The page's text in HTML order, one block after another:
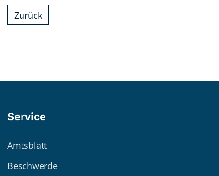
Zurück
Service
Amtsblatt
Beschwerde